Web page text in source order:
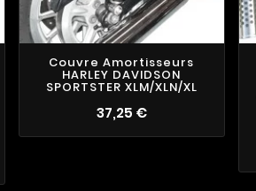
Couvre Amortisseurs
HARLEY DAVIDSON
SPORTSTER XLM/XLN/XL
37,25 €